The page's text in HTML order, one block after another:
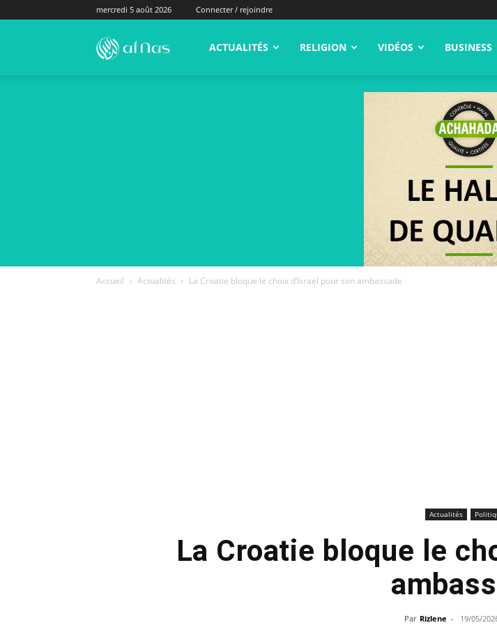
mercredi 5 août 2026 Connecter / rejoindre
alNas.fr ACTUALITÉS RELIGION VIDÉOS BUSINESS
Accueil Actualités La Croatie bloque le choix d’Israël pour son ambassade
Actualités
La Croatie bloque le
Par Rizlene - 19/05/